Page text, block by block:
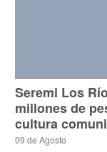
Seremi Los
millones de
cultura
09 de Agosto